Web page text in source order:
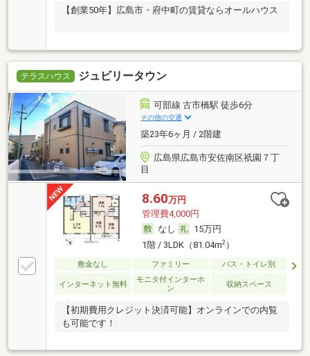
【創業50年】広島市・府中町の賃貸ならオールハウス
テラスハウス ジュビリータウン
可部線 古市橋駅 徒歩6分
その他の交通
築23年6ヶ月 / 2階建
広島県広島市安佐南区祇園７丁
目
8.60万円
管理費4,000円
なし
15万円
1階 / 3LDK（81.04m2）
敷金なし ファミリー バス・トイレ別
インターネット無料
モニタ付インターホ
ン
収納スペース
【初期費用クレジット決済可能】オンラインでの内覧
も可能です！